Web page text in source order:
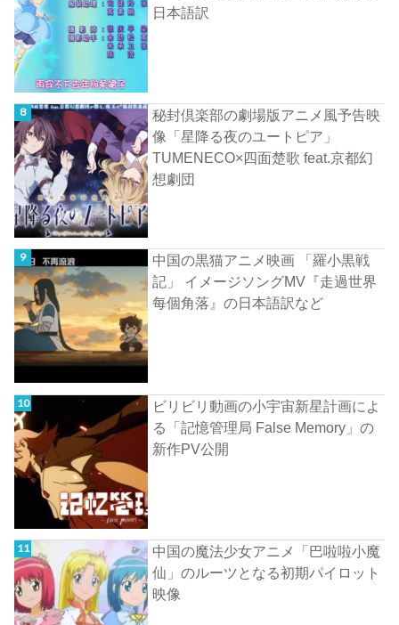
日本語訳
秘封倶楽部の劇場版アニメ風予告映
像「星降る夜のユートピア」
TUMENECO×四面楚歌 feat.京都幻
想劇団
中国の黒猫アニメ映画 「羅小黒戦
記」 イメージソングMV『走過世界
每個角落』の日本語訳など
ビリビリ動画の小宇宙新星計画によ
る「記憶管理局 False Memory」の
新作PV公開
中国の魔法少女アニメ「巴啦啦小魔
仙」のルーツとなる初期パイロット
映像